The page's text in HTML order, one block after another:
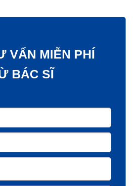
VẤN MIỄN PHÍ
BÁC SĨ